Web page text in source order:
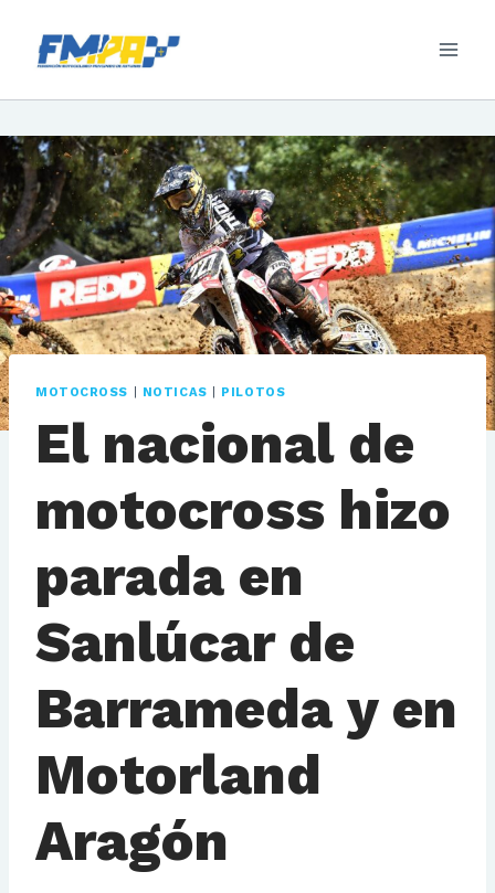
MOTOCROSS NOTICAS PILOTOS
El nacional de
motocross hizo
parada en
Sanlúcar de
Barrameda y en
Motorland
Aragón